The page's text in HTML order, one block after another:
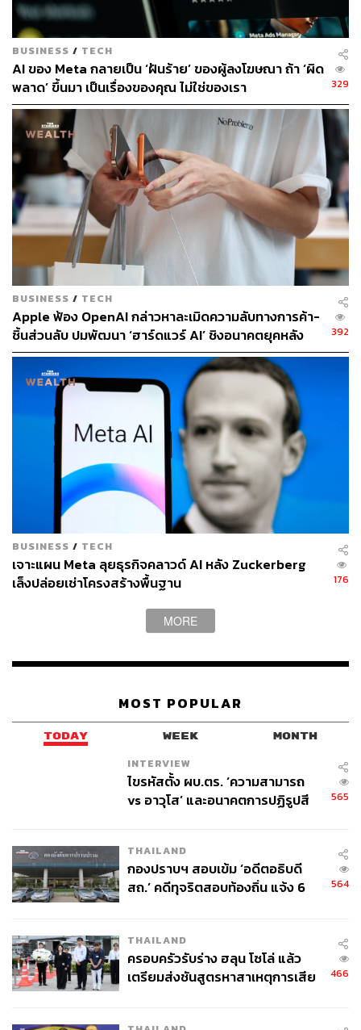
BUSINESS / TECH
AI ของ Meta กลายเป็น ‘ฝันร้าย’ ของผู้ลงโฆษณา ถ้า ‘ผิด
พลาด’ ขึ้นมา เป็นเรื่องของคุณ ไม่ใช่ของเรา
329
BUSINESS / TECH
Apple ฟ้อง OpenAI กล่าวหาละเมิดความลับทางการค้า-
ชิ้นส่วนลับ ปมพัฒนา ‘ฮาร์ดแวร์ AI’ ชิงอนาคตยุคหลัง
สมาร์ตโฟน
392
BUSINESS / TECH
เจาะแผน Meta ลุยธุรกิจคลาวด์ AI หลัง Zuckerberg
เล็งปล่อยเช่าโครงสร้างพื้นฐาน
176
MORE
MOST POPULAR
TODAY WEEK MONTH
INTERVIEW
ไขรหัสตั้ง ผบ.ตร. ‘ความสามารถ
vs อาวุโส’ และอนาคตการปฏิรูปสี
565
THAILAND
กองปราบฯ สอบเข้ม ‘อดีตอธิบดี
สถ.’ คดีทุจริตสอบท้องถิ่น แจ้ง 6
564
THAILAND
ครอบครัวรับร่าง ฮลุน โซโล่ แล้ว
เตรียมส่งชันสูตรหาสาเหตุการเสีย
466